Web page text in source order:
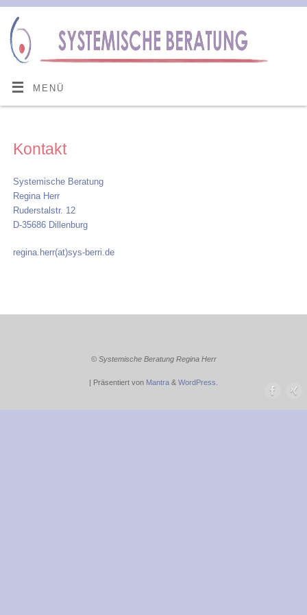
MENÜ
Kontakt
Systemische Beratung
Regina Herr
Ruderstalstr. 12
D-35686 Dillenburg
regina.herr(at)sys-berri.de
© Systemische Beratung Regina Herr
| Präsentiert von Mantra & WordPress.